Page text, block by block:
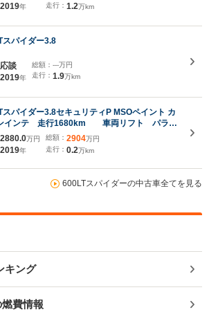
2019年
走行： 1.2万km
スパイダー3.8
応談
2019年
総額： ---万円
走行： 1.9万km
スパイダー3.8セキュリティP MSOペイント カ
インテ 走行1680km 車両リフト パラジ
ルーフ カーボンインテリア プロテクション
ム ダイヤモンドカットW カーボンブレー
カラーキャリパー
2880.0万円
2019年
総額： 2904万円
走行： 0.2万km
600LTスパイダーの中古車全てを見る
キング
費情報